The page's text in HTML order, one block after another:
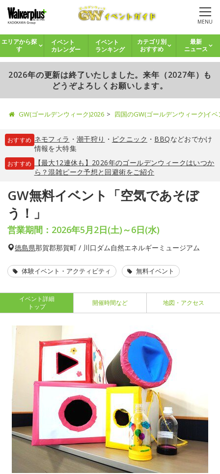
MENU
エリアから探
す
イベント
カレンダー
イベント
ランキング
カテゴリ別
おすすめ
最新
ニュース
2026年の更新は終了いたしました。来年（2027年）も
どうぞよろしくお願いします。
GW(ゴールデンウィーク)2026 四国のGW(ゴールデンウィーク)イ
おすすめ ネモフィラ ・ 潮干狩り ・ ピクニック ・ BBQなどおでかけ
情報を大特集
おすすめ
【最大12連休も】2026年のゴールデンウィークはいつか
ら？混雑ピーク予想と回避術をご紹介
GW無料イベント「空気であそぼ
う！」
営業期間：2026年5月2日(土)～6日(水)
徳島県那賀郡那賀町 / 川口ダム自然エネルギーミュージアム
体験イベント・アクティビティ 無料イベント
イベント詳細
トップ
開催時間など 地図・アクセス